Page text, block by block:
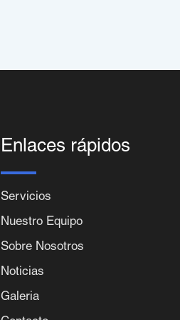
Enlaces rápidos
Servicios
Nuestro Equipo
Sobre Nosotros
Noticias
Galeria